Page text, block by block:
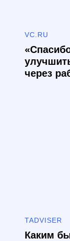
VC.RU
через
TADVISER
Каким